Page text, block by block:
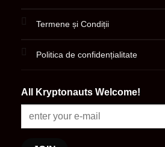
Termene și Condiții
Politica de confidențialitate
All Kryptonauts Welcome!